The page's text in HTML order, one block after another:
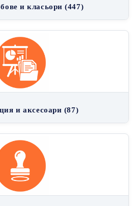
и класьори (447)
и аксесоари (87)